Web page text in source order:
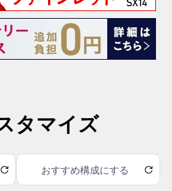
タマイズ
おすすめ構成にする